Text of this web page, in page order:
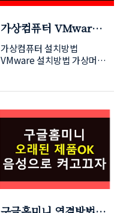
연결도 안 돼서 수리 후 백업
을 해야 한다고 합니다.그냥
직접 부품을 사다가 수리를
해서 살렸습니다.폰이 고장나
보니 서브폰의 필요성을 느끼
게 되더라고요. 서브폰으
중 예전부터 관심 있던 홍미
다.홍미노트13프로가 스펙은
훨씬 좋지만 게임은 하지 않
을 것이고 사용도 많이 하지
않을 것이기에 13을 구매했지
요무엇보다 디자인이 맘에..
가상컴퓨터 VMware
설치방법 (가상머신)
가상컴퓨터 설치방법
VMware 설치방법 가상머신
들이 사용하는 가상머신중
VMware라는 프로그램이 있
습니다. 저는 예전부터 사용
중인데 사이트에 가보니 16
Pro 버전이 나와있네요 컴퓨
터안에 또하나의 컴퓨터를 설
치할수 있습니다. 기본적으로
가상머신에도 운영체제를 설
치하여 가상윈도우에 여러 프
로그램을 돌려 볼수도 있습니